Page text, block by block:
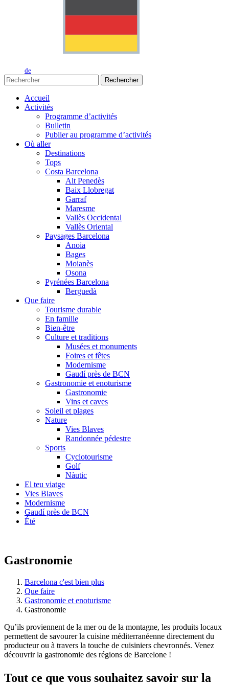
de
Rechercher
Accueil
Activités
Programme d’activités
Bulletin
Publier au programme d’activités
Où aller
Destinations
Tops
Costa Barcelona
Alt Penedès
Baix Llobregat
Garraf
Maresme
Vallès Occidental
Vallès Oriental
Paysages Barcelona
Anoia
Bages
Moianès
Osona
Pyrénées Barcelona
Berguedà
Que faire
Tourisme durable
En famille
Bien-être
Culture et traditions
Musées et monuments
Foires et fêtes
Modernisme
Gaudí près de BCN
Gastronomie et enoturisme
Gastronomie
Vins et caves
Soleil et plages
Nature
Vies Blaves
Randonnée pédestre
Sports
Cyclotourisme
Golf
Nàutic
El teu viatge
Vies Blaves
Modernisme
Gaudí près de BCN
Été
Gastronomie
Barcelona c'est bien plus
Que faire
Gastronomie et enoturisme
Gastronomie
Qu’ils proviennent de la mer ou de la montagne, les produits locaux
permettent de savourer la cuisine méditerranéenne directement du
producteur ou à travers la touche de cuisiniers chevronnés. Venez
découvrir la gastronomie des régions de Barcelone !
Tout ce que vous souhaitez savoir sur la